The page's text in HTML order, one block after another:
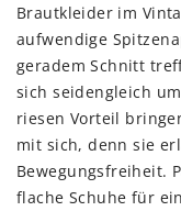
Brautkleider im
aufwendige
geradem Schnitt
sich seidengleich
riesen Vorteil
mit sich, denn sie
Bewegungsfreiheit.
flache Schuhe für